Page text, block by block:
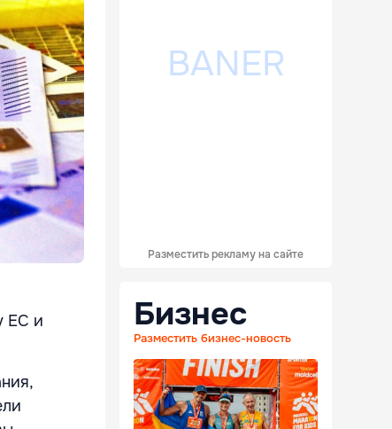
ЕС и
Разместить рекламу на сайте
Бизнес
Разместить бизнес-новость